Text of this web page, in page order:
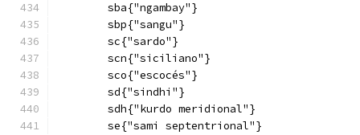
        sba{"ngambay"}
        sbp{"sangu"}
        sc{"sardo"}
        scn{"siciliano"}
        sco{"escocés"}
        sd{"sindhi"}
        sdh{"kurdo meridional"}
        se{"sami septentrional"}